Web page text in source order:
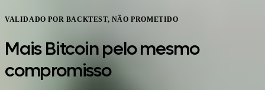
VALIDADO POR BACKTEST, NÃO PROMETIDO
Mais Bitcoin pelo mesmo
compromisso